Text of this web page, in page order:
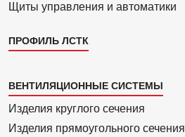
Щиты управления и автоматики
ПРОФИЛЬ ЛСТК
Каталог
4
ВЕНТИЛЯЦИОННЫЕ СИСТЕМЫ
Изделия круглого сечения
Изделия прямоуголь­ного сечения